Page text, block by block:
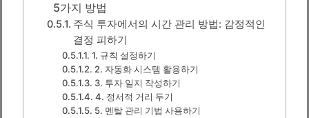
5가지 방법
주식 투자에서의 시간 관리 방법: 감정적인
결정 피하기
1. 규칙 설정하기
2. 자동화 시스템 활용하기
3. 투자 일지 작성하기
4. 정서적 거리 두기
5. 멘탈 관리 기법 사용하기